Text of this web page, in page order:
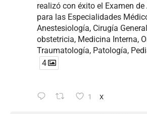
realizó con éxito el Examen
para las Especialidades
Anestesiología, Cirugía
obstetricia, Medicina Interna,
Traumatología, Patología,
4
1 X